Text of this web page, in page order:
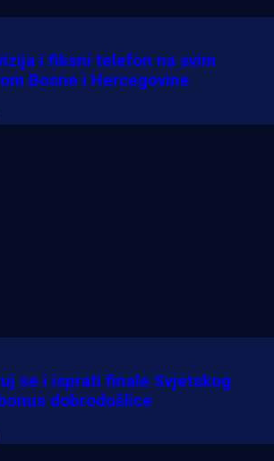
i fiksni telefon na svim
Bosne i Hercegovine
se i isprati finale Svjetskog
dobrodošlice